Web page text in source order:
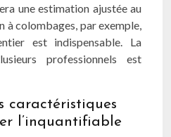
une estimation ajustée au
à colombages, par exemple,
est indispensable. La
professionnels est
caractéristiques
l’inquantifiable